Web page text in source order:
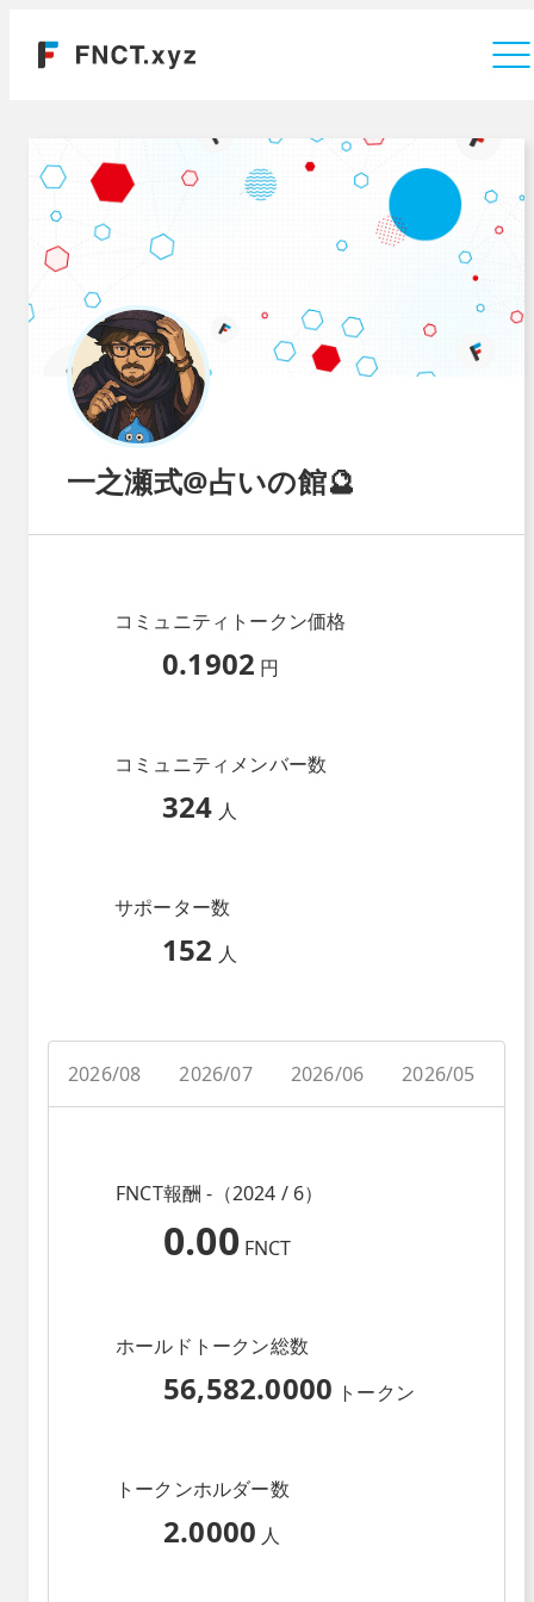
一之瀬式@占いの館🔮
コミュニティトークン価格
0.1902 円
コミュニティメンバー数
324 人
サポーター数
152 人
2026/08 2026/07 2026/06 2026/05
FNCT報酬 -（2024 / 6）
0.00 FNCT
ホールドトークン総数
56,582.0000 トークン
トークンホルダー数
2.0000 人